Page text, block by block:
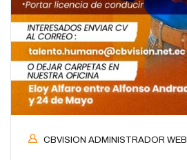
CBVISION ADMINISTRADOR WEB